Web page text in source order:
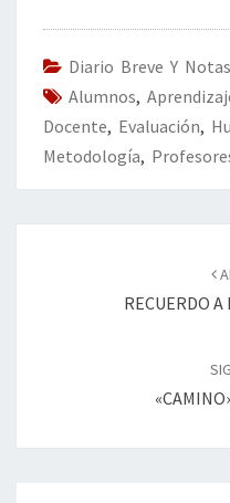
o
o
k
er dI
n
l
Diario Breve Y
Alumnos,
Docente, Evaluación,
Metodología,
RECUERDO A